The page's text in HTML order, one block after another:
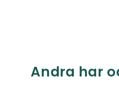
Andra har